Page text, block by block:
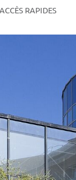
ACCÈS RAPIDES